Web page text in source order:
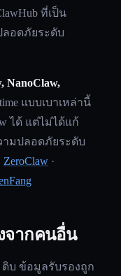
ที่เป็น
อดภัยระดับ
NanoClaw,
แบบเบาเหล่านี้
ได้ แต่ไม่ได้แก้
มปลอดภัยระดับ
ZeroClaw ·
จากคนอื่น
ดิบ ข้อมูลรับรองถูก